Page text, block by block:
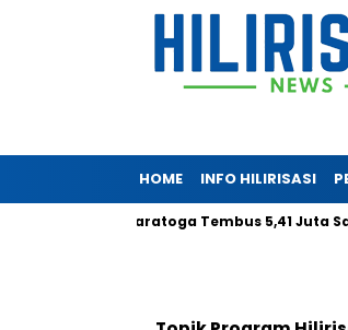
HOME INFO HILIRISASI
di Saratoga Tembus 5,41 Juta